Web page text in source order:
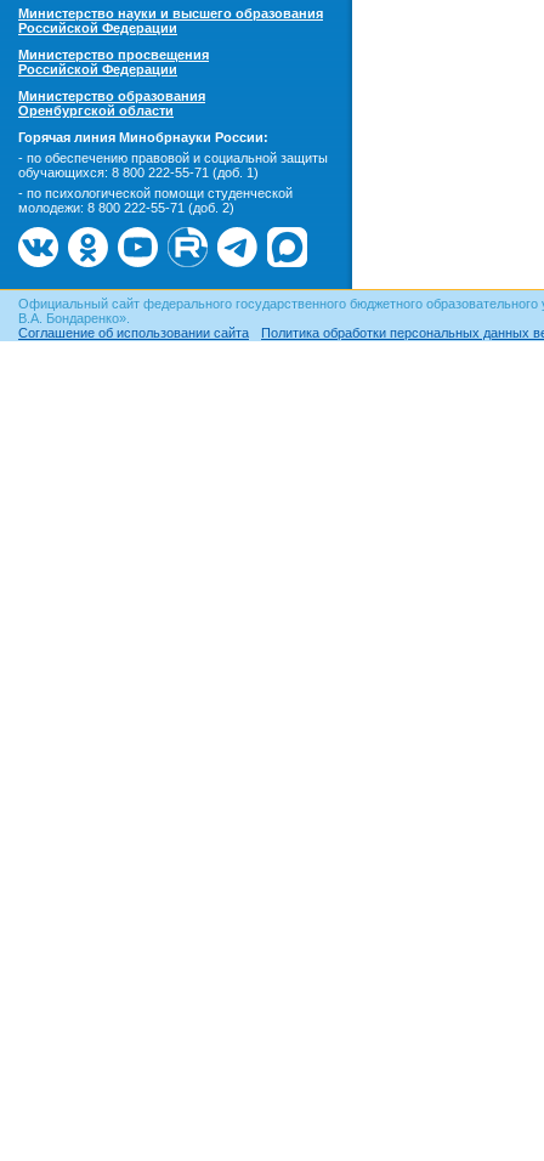
Министерство науки и высшего образования
Российской Федерации
Министерство просвещения
Российской Федерации
Министерство образования
Оренбургской области
Горячая линия Минобрнауки России:
- по обеспечению правовой и социальной защиты
обучающихся: 8 800 222-55-71 (доб. 1)
- по психологической помощи студенческой
молодежи: 8 800 222-55-71 (доб. 2)
Официальный сайт федерального государственного бюджетного
В.А. Бондаренко».
Соглашение об использовании сайта
Политика обработки персональных данных